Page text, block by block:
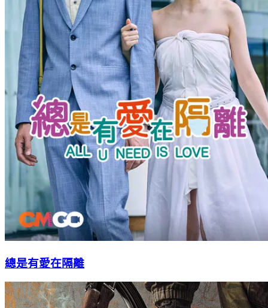
總是有愛在隔離